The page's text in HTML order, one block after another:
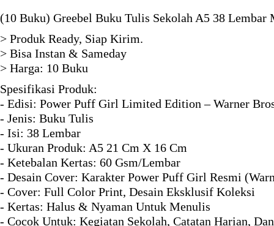
(10 Buku) Greebel Buku Tulis Sekolah A5 38
> Produk Ready, Siap Kirim.
> Bisa Instan & Sameday
> Harga: 10 Buku
Spesifikasi Produk:
- Edisi: Power Puff Girl Limited Edition – Warner
- Jenis: Buku Tulis
- Isi: 38 Lembar
- Ukuran Produk: A5 21 Cm X 16 Cm
- Ketebalan Kertas: 60 Gsm/Lembar
- Desain Cover: Karakter Power Puff Girl Resmi
- Cover: Full Color Print, Desain Eksklusif Koleksi
- Kertas: Halus & Nyaman Untuk Menulis
- Cocok Untuk: Kegiatan Sekolah, Catatan Harian,